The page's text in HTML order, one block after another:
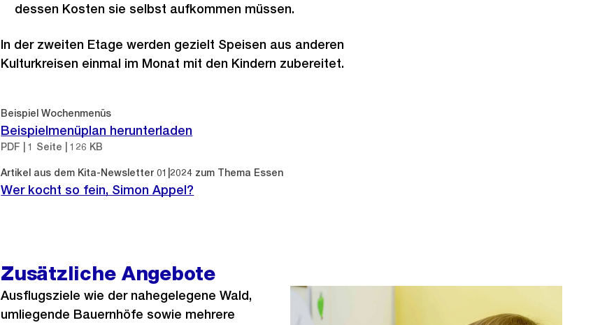
dessen Kosten sie selbst aufkommen müssen.
In der zweiten Etage werden gezielt Speisen aus anderen
Kulturkreisen einmal im Monat mit den Kindern zubereitet.
Beispiel Wochenmenüs
Beispielmenüplan herunterladen
PDF | 1 Seite | 126 KB
Artikel aus dem Kita-Newsletter 01|2024 zum Thema Essen
Wer kocht so fein, Simon Appel?
Zusätzliche Angebote
Ausflugsziele wie der nahegelegene Wald,
umliegende Bauernhöfe sowie mehrere